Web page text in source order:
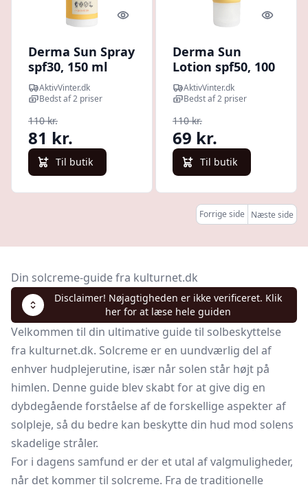
Quick look
Derma Sun Spray
spf30, 150 ml
AktivVinter.dk
Bedst af 2 priser
110 kr.
81 kr.
Til butik
Quick
Derma Sun
Lotion spf50, 100
mlAktivVinter.dk
Bedst af 2 priser
110 kr.
69 kr.
Til butik
Forrige side Næste side
Din solcreme-guide fra kulturnet.dk
Disclaimer! Nøjagtigheden er ikke verificeret. Klik
her for at læse hele guiden
Velkommen til din ultimative guide til solbeskyttelse
fra kulturnet.dk. Solcreme er en uundværlig del af
enhver hudplejerutine, især når solen står højt på
himlen. Denne guide blev skabt for at give dig en
dybdegående forståelse af de forskellige aspekter af
solpleje, så du bedre kan beskytte din hud mod solens
skadelige stråler.
For i dagens samfund er der et utal af valgmuligheder,
når det kommer til solcreme. Fra de traditionelle